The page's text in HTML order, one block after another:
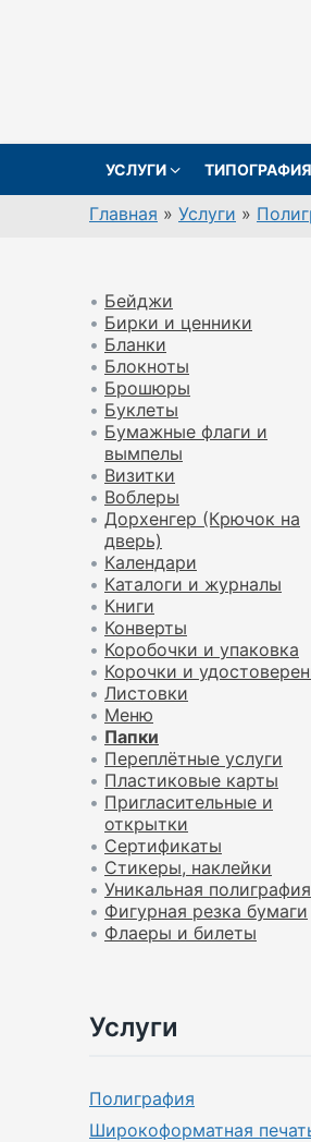
УСЛУГИ ТИПОГРАФИЯ
Главная » Услуги »
• Бейджи
• Бирки и ценники
• Бланки
• Блокноты
• Брошюры
• Буклеты
• Бумажные флаги и
вымпелы
• Визитки
• Воблеры
• Дорхенгер (Крючок на
дверь)
• Календари
• Каталоги и журналы
• Книги
• Конверты
• Коробочки и упаковка
• Корочки и
• Листовки
• Меню
• Папки
• Переплётные услуги
• Пластиковые карты
• Пригласительные и
открытки
• Сертификаты
• Стикеры, наклейки
• Уникальная полиграфия
• Фигурная резка бумаги
• Флаеры и билеты
Услуги
Полиграфия
Широкоформатная